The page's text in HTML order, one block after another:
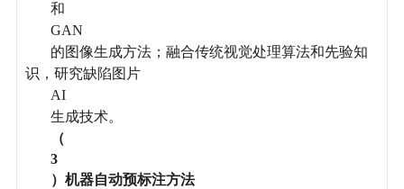
和
GAN
的图像生成方法；融合传统视觉处理算法和先验知
识，研究缺陷图片
AI
生成技术。
（
3
）机器自动预标注方法